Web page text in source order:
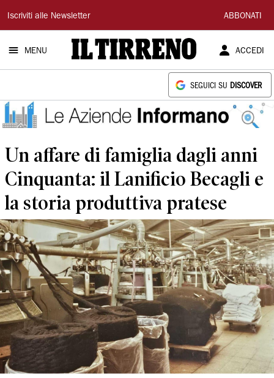
Il
Tirreno
Iscriviti alle Newsletter ABBONATI
MENU ACCEDI
SEGUICI SU DISCOVER
Un affare di famiglia dagli anni
Cinquanta: il Lanificio Becagli e
la storia produttiva pratese